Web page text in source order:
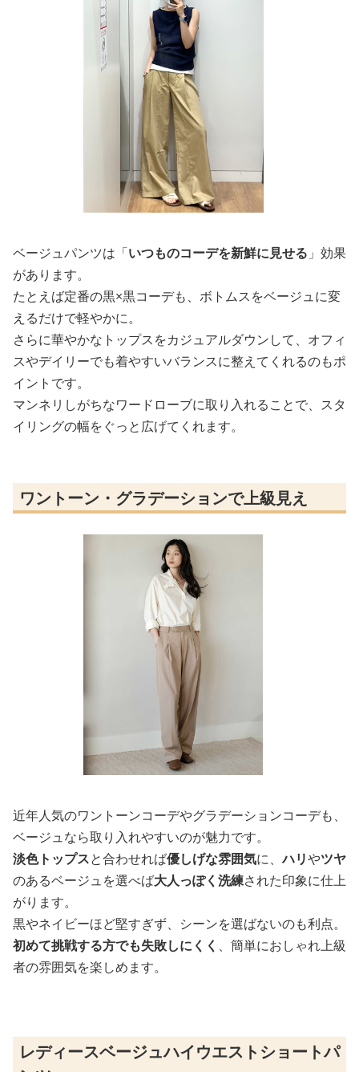
ベージュパンツは「いつものコーデを新鮮に見せる 」効果
があります。
たとえば定番の黒×黒コーデも、ボトムスをベージュに変
えるだけで軽やかに。
さらに華やかなトップスをカジュアルダウンして、オフィ
スやデイリーでも着やすいバランスに整えてくれるのもポ
イントです。
マンネリしがちなワードローブに取り入れることで、スタ
イリングの幅をぐっと広げてくれます。
ワントーン・グラデーションで上級見え
近年人気のワントーンコーデやグラデーションコーデも、
ベージュなら取り入れやすいのが魅力です。
淡色トップスと合わせれば優しげな雰囲気に、ハリやツヤ
のあるベージュを選べば大人っぽく洗練された印象に仕上
がります。
黒やネイビーほど堅すぎず、シーンを選ばないのも利点。
初めて挑戦する方でも失敗しにくく 、簡単におしゃれ上級
者の雰囲気を楽しめます。
レディースベージュハイウエストショートパ